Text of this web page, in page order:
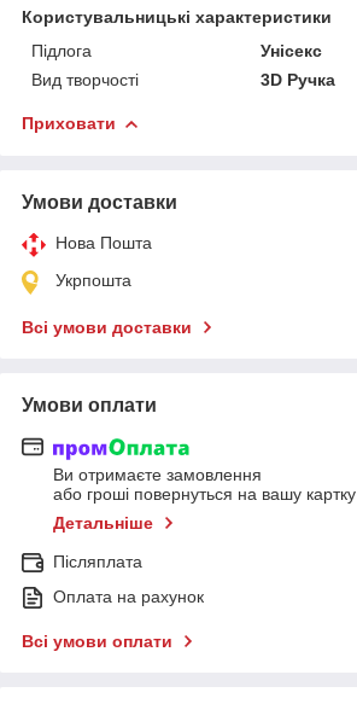
Користувальницькі характеристики
Підлога
Унісекс
Вид творчості
3D Ручка
Приховати
Умови доставки
Нова Пошта
Укрпошта
Всі умови доставки
Умови оплати
Ви отримаєте замовлення
або гроші повернуться на вашу картку
Детальніше
Післяплата
Оплата на рахунок
Всі умови оплати